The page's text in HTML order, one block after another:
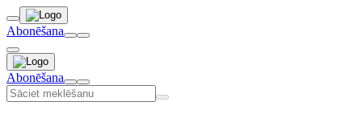
Abonēšana
Abonēšana